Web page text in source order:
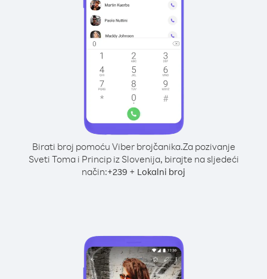
Birati broj pomoću Viber brojčanika.Za pozivanje
Sveti Toma i Princip iz Slovenija, birajte na sljedeći
način:+239 + Lokalni broj